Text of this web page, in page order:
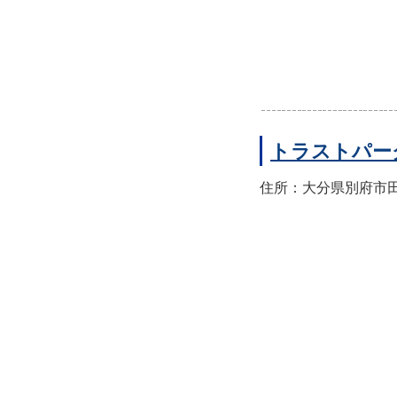
トラストパ
住所：大分県別府市